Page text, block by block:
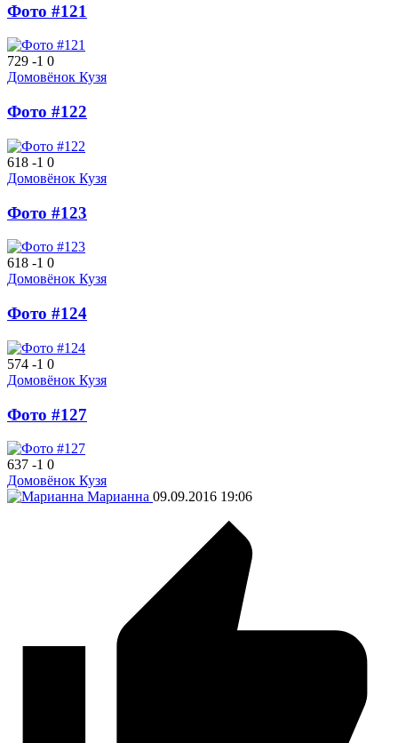
Фото #121
729 -1 0
Домовёнок Кузя
Фото #122
618 -1 0
Домовёнок Кузя
Фото #123
618 -1 0
Домовёнок Кузя
Фото #124
574 -1 0
Домовёнок Кузя
Фото #127
637 -1 0
Домовёнок Кузя
Марианна 09.09.2016 19:06